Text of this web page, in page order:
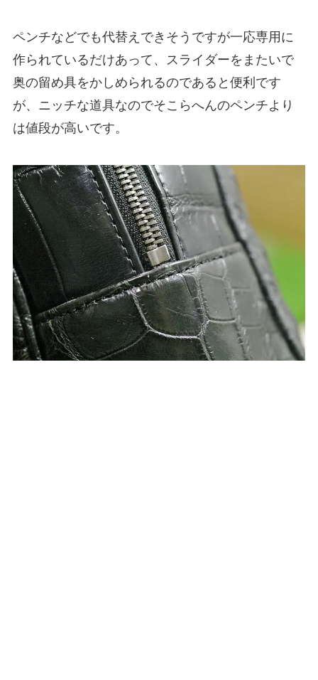
ペンチなどでも代替えできそうですが一応専用に
作られているだけあって、スライダーをまたいで
奥の留め具をかしめられるのであると便利です
が、ニッチな道具なのでそこらへんのペンチより
は値段が高いです。